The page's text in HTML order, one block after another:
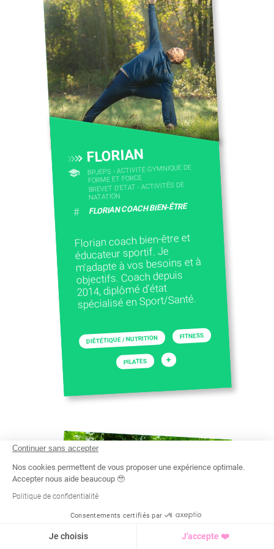
CONTACTEZ-NOUS
FLORIAN
BPJEPS - ACTIVITÉ GYMNIQUE DE
FORME ET FORCE
BREVET D'ETAT - ACTIVITÉS DE
NATATION
# FLORIAN COACH BIEN-ÊTRE
Florian coach bien-être et
éducateur sportif. Je
m'adapte à vos besoins et à
objectifs. Coach depuis
2014, diplômé d'état
spécialisé en Sport/Santé.
DIÉTÉTIQUE / NUTRITION FITNESS
PILATES +
Continuer sans accepter
Nos cookies permettent de vous proposer une expérience optimale.
Accepter nous aide beaucoup 🥹
Politique de confidentialité
Consentements certifiés par
Je choisis J'accepte ❤️